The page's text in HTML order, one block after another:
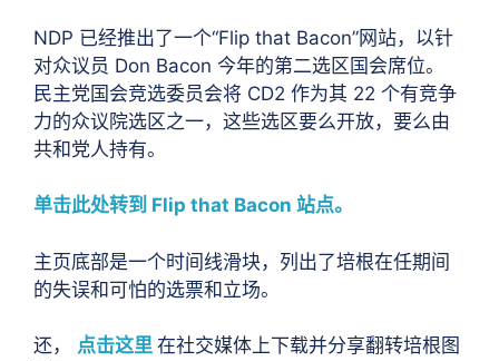
NDP 已经推出了一个“Flip that Bacon”网站，以针
对众议员 Don Bacon 今年的第二选区国会席位。
民主党国会竞选委员会将 CD2 作为其 22 个有竞争
力的众议院选区之一，这些选区要么开放，要么由
共和党人持有。
单击此处转到 Flip that Bacon 站点。
主页底部是一个时间线滑块，列出了培根在任期间
的失误和可怕的选票和立场。
还， 点击这里 在社交媒体上下载并分享翻转培根图